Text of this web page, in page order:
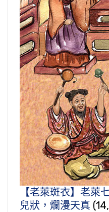
【老萊斑衣】老萊
兒狀，爛漫天真